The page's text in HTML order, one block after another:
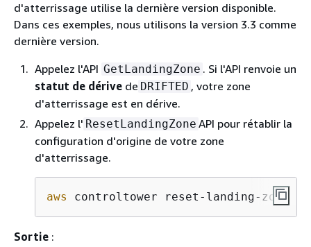
d'atterrissage utilise la dernière version disponible.
Dans ces exemples, nous utilisons la version 3.3 comme
dernière version.
Appelez l'API GetLandingZone . Si l'API renvoie un
statut de dérive de DRIFTED , votre zone
d'atterrissage est en dérive.
Appelez l' ResetLandingZone API pour rétablir la
configuration d'origine de votre zone
d'atterrissage.
aws controltower reset-landing-zone
Sortie :